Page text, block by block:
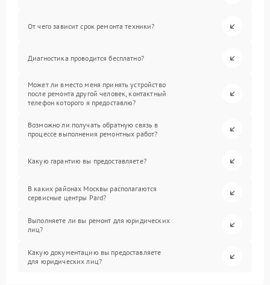
От чего зависит срок ремонта техники?
Диагностика проводится бесплатно?
Может ли вместо меня принять устройство
после ремонта другой человек, контактный
телефон которого я предоставлю?
Возможно ли получать обратную связь в
процессе выполнения ремонтных работ?
Какую гарантию вы предоставляете?
В каких районах Москвы располагаются
сервисные центры Pard?
Выполняете ли вы ремонт для юридических
лиц?
Какую документацию вы предоставляете
для юридических лиц?